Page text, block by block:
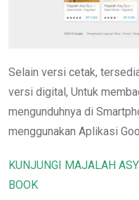
Selain versi cetak,
versi digital, Untuk
mengunduhnya di
menggunakan Aplikasi
KUNJUNGI MAJALAH
BOOK